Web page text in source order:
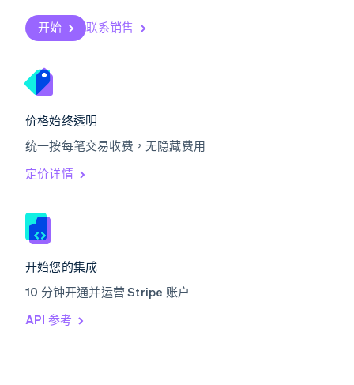
开始 联系销售
价格始终透明
统一按每笔交易收费，无隐藏费用
定价详情
开始您的集成
10 分钟开通并运营 Stripe 账户
API 参考
斯洛伐克
English
English
泰国
ไทย
希腊
English
西班牙
Español
新加坡
新西兰
匈牙利
English
ItalianoEnglish
印度
English